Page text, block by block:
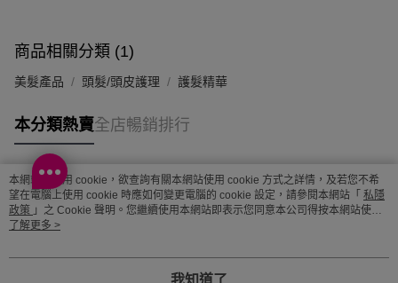
(香港門市) 只顯示可選門市。確認發貨後2-5個工作天到店，3天內
每筆HK$20.00，滿HK$100.00或以上免運費
(澳門門市) 只顯示可選門市。確認發貨後2-5個工作天到店，3天內
取。逾期會取消訂單，並不會安排重寄
每筆HK$20.00，滿HK$100.00或以上免運費
澳門地區配送 - 確認發貨後1-4個工作天送達 運費表
商品相關分類 (1)
美髮產品 頭髮/頭皮護理 護髮精華
本分類熱賣全店暢銷排行
熱門標籤
熱銷排行
本網站中使用 cookie，欲查詢有關本網站使用 cookie 方式之詳情，及若您不希
望在電腦上使用 cookie 時應如何變更電腦的 cookie 設定，請參閱本網站「 私隱
政策 」之 Cookie 聲明。您繼續使用本網站即表示您同意本公司得按本網站使用
條款之 Cookie 聲明使用 cookie。
了解更多 >
我知道了